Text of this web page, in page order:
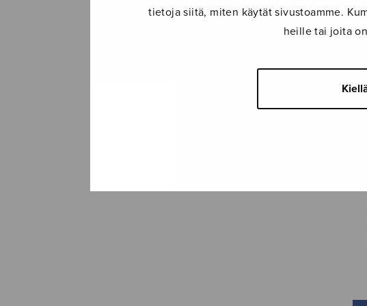
tietoja siitä, miten käytät sivustoamme.
heille tai joita